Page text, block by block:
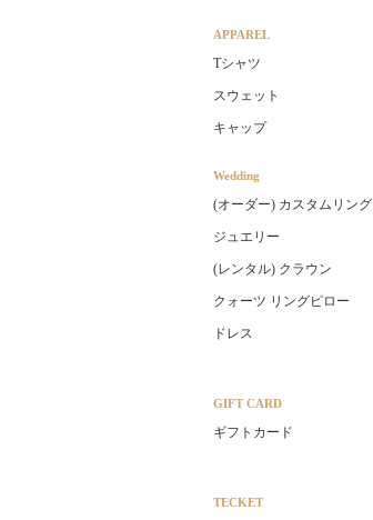
APPAREL
Tシャツ
スウェット
キャップ
Wedding
(オーダー) カスタムリング
ジュエリー
(レンタル) クラウン
クォーツ リングピロー
ドレス
GIFT CARD
ギフトカード
TECKET